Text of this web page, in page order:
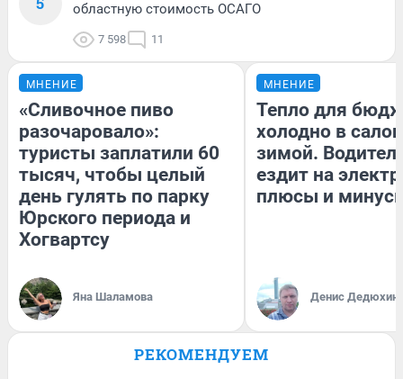
областную стоимость ОСАГО
7 598 11
МНЕНИЕ
«Сливочное пиво
разочаровало»:
туристы заплатили 60
тысяч, чтобы целый
день гулять по парку
Юрского периода и
Хогвартсу
Яна Шаламова
МНЕНИЕ
Тепло для
холодно в
зимой.
ездит на
плюсы и
Денис Дедюхин
РЕКОМЕНДУЕМ